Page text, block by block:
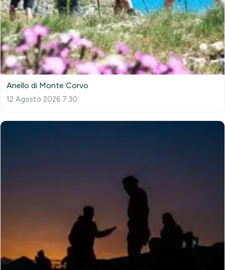
Anello di Monte Corvo
12 Agosto 2026 7:30